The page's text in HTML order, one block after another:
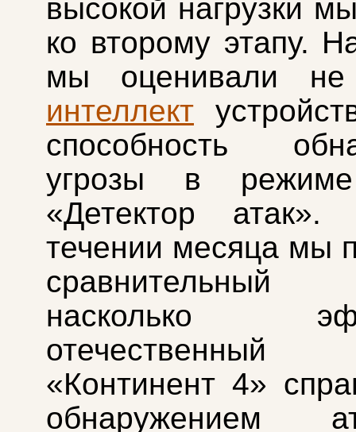
высокой нагрузки
ко второму этапу.
мы оценивали
интеллект
способность
угрозы в
«Детектор
течении месяца мы
сравнительный
насколько
«Континент 4»
обнаружением